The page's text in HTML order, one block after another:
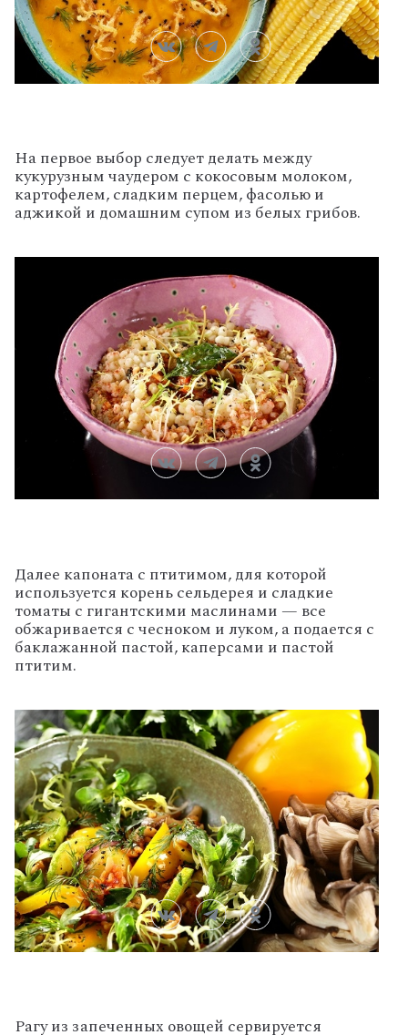
На первое выбор следует делать между
кукурузным чаудером с кокосовым молоком,
картофелем, сладким перцем, фасолью и
аджикой и домашним супом из белых грибов.
Далее капоната с птитимом, для которой
используется корень сельдерея и сладкие
томаты с гигантскими маслинами — все
обжаривается с чесноком и луком, а подается с
баклажанной пастой, каперсами и пастой
птитим.
Рагу из запеченных овощей сервируется